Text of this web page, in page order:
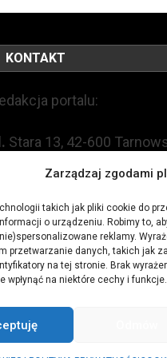
Zarządzaj zgodami
takich jak pliki cookie do
o urządzeniu. Robimy to,
reklamy.
przetwarzanie danych, takich jak
na tej stronie. Brak
wpłynąć na niektóre cechy i funkcje.
KONTAKT
portalu:
Stara 13, 42-600
+48 509 547 822